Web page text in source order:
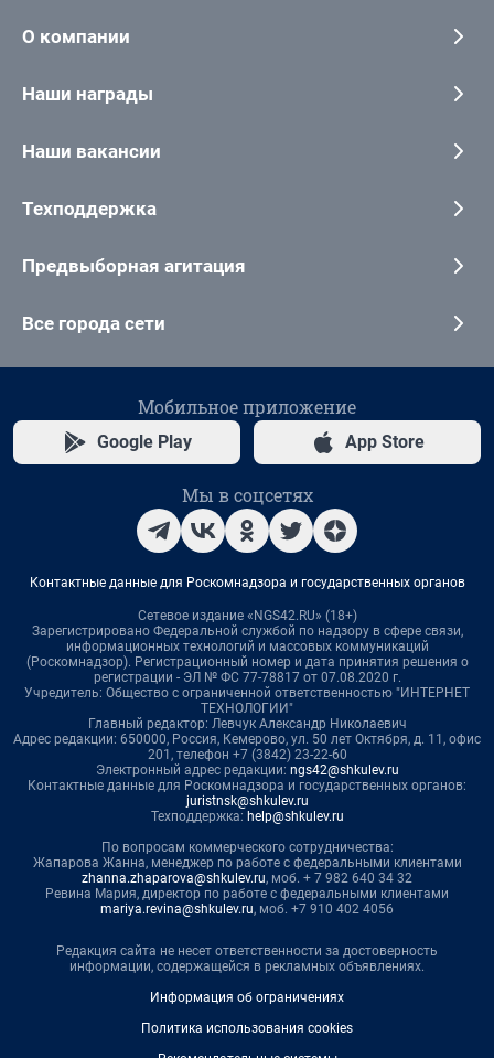
О компании
Наши награды
Наши вакансии
Техподдержка
Предвыборная агитация
Все города сети
Мобильное приложение
Google Play App Store
Мы в соцсетях
Контактные данные для Роскомнадзора и государственных органов
Сетевое издание «NGS42.RU» (18+)
Зарегистрировано Федеральной службой по надзору в сфере связи,
информационных технологий и массовых коммуникаций
(Роскомнадзор). Регистрационный номер и дата принятия решения о
регистрации - ЭЛ № ФС 77-78817 от 07.08.2020 г.
Учредитель: Общество с ограниченной ответственностью "ИНТЕРНЕТ
ТЕХНОЛОГИИ"
Главный редактор: Левчук Александр Николаевич
Адрес редакции: 650000, Россия, Кемерово, ул. 50 лет Октября, д. 11, офис
201, телефон +7 (3842) 23-22-60
Электронный адрес редакции: ngs42@shkulev.ru
Контактные данные для Роскомнадзора и государственных органов:
juristnsk@shkulev.ru
Техподдержка: help@shkulev.ru
По вопросам коммерческого сотрудничества:
Жапарова Жанна, менеджер по работе с федеральными клиентами
zhanna.zhaparova@shkulev.ru, моб. + 7 982 640 34 32
Ревина Мария, директор по работе с федеральными клиентами
mariya.revina@shkulev.ru, моб. +7 910 402 4056
Редакция сайта не несет ответственности за достоверность
информации, содержащейся в рекламных объявлениях.
Информация об ограничениях
Политика использования cookies